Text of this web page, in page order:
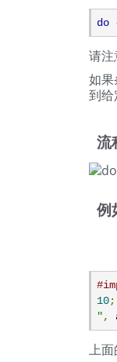
do
请
如
到给
流
例
10;
",
上面